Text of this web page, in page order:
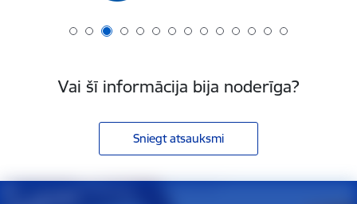
Vai šī informācija bija noderīga?
Sniegt atsauksmi